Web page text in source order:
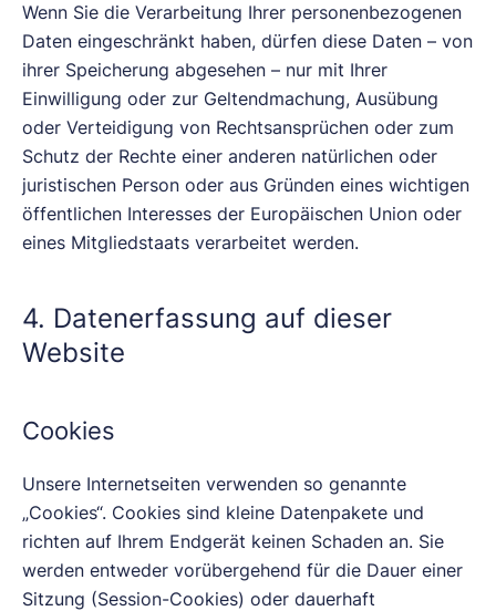
Wenn Sie die Verarbeitung Ihrer personenbezogenen
Daten eingeschränkt haben, dürfen diese Daten – von
ihrer Speicherung abgesehen – nur mit Ihrer
Einwilligung oder zur Geltendmachung, Ausübung
oder Verteidigung von Rechtsansprüchen oder zum
Schutz der Rechte einer anderen natürlichen oder
juristischen Person oder aus Gründen eines wichtigen
öffentlichen Interesses der Europäischen Union oder
eines Mitgliedstaats verarbeitet werden.
4. Datenerfassung auf dieser
Website
Cookies
Unsere Internetseiten verwenden so genannte
„Cookies“. Cookies sind kleine Datenpakete und
richten auf Ihrem Endgerät keinen Schaden an. Sie
werden entweder vorübergehend für die Dauer einer
Sitzung (Session-Cookies) oder dauerhaft